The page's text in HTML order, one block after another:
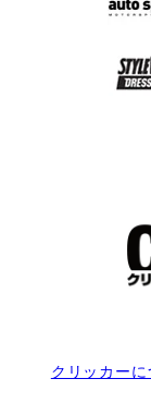
クリッカーに